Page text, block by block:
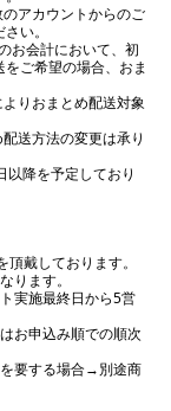
アカウントからのご
い。
お会計において、初
ご希望の場合、おま
りおまとめ配送対象
送方法の変更は承り
降を予定しており
戴しております。
ります。
実施最終日から5営
お申込み順での順次
要する場合→別途商